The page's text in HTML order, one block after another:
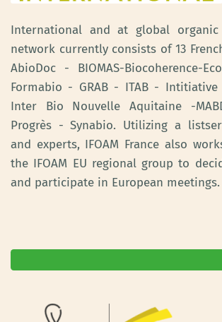
International and at global organic
network currently consists of 13
AbioDoc - BIOMAS-Biocoherence-
Formabio - GRAB - ITAB -
Inter Bio Nouvelle Aquitaine -
Progrès - Synabio. Utilizing a
and experts, IFOAM France also
the IFOAM EU regional group to
and participate in European meetings.